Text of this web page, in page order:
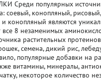
Среди популярных
соевый, конопляный,
конопляный являются
все 8 незаменимых
растительных
семена, дикий рис,
популярные добавки на
витамины, минералы,
некоторое количество